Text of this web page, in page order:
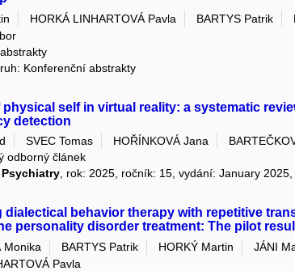
HORKÁ LINHARTOVÁ Pavla BARTYS Patrik
Konferenční abstrakty
physical self in virtual reality: a systematic
detection
SVEC Tomas HOŘÍNKOVÁ Jana
odborný článek
, rok: 2025, ročník: 15, vydání: January 2025,
dialectical behavior therapy with repetitive
personality disorder treatment: The pilot
Monika BARTYS Patrik HORKÝ Martin JÁNI
Pavla